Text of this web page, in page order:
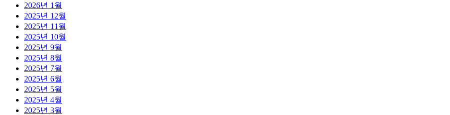
2026년 1월
2025년 12월
2025년 11월
2025년 10월
2025년 9월
2025년 8월
2025년 7월
2025년 6월
2025년 5월
2025년 4월
2025년 3월